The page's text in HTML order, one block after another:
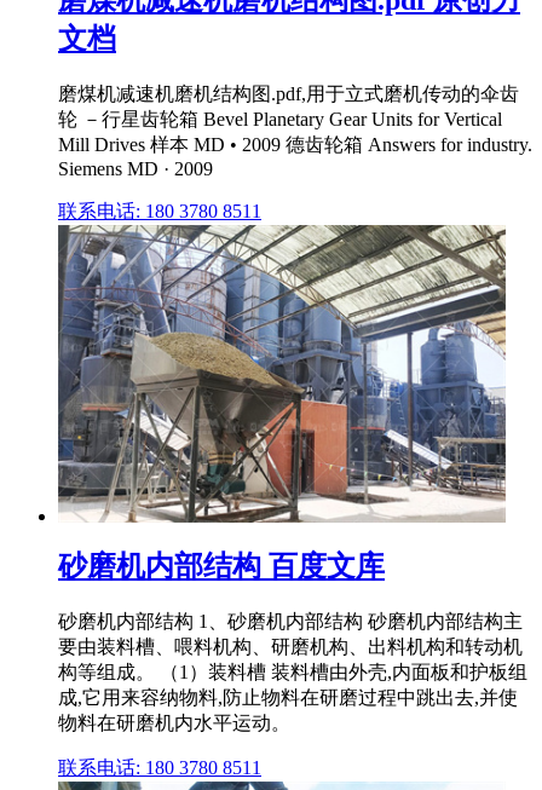
文档
磨煤机减速机磨机结构图.pdf,用于立式磨机传动的伞齿
轮 －行星齿轮箱 Bevel Planetary Gear Units for Vertical
Mill Drives 样本 MD • 2009 德齿轮箱 Answers for industry.
Siemens MD · 2009
联系电话: 180 3780 8511
砂磨机内部结构 百度文库
砂磨机内部结构 1、砂磨机内部结构 砂磨机内部结构主
要由装料槽、喂料机构、研磨机构、出料机构和转动机
构等组成。 （1）装料槽 装料槽由外壳,内面板和护板组
成,它用来容纳物料,防止物料在研磨过程中跳出去,并使
物料在研磨机内水平运动。
联系电话: 180 3780 8511